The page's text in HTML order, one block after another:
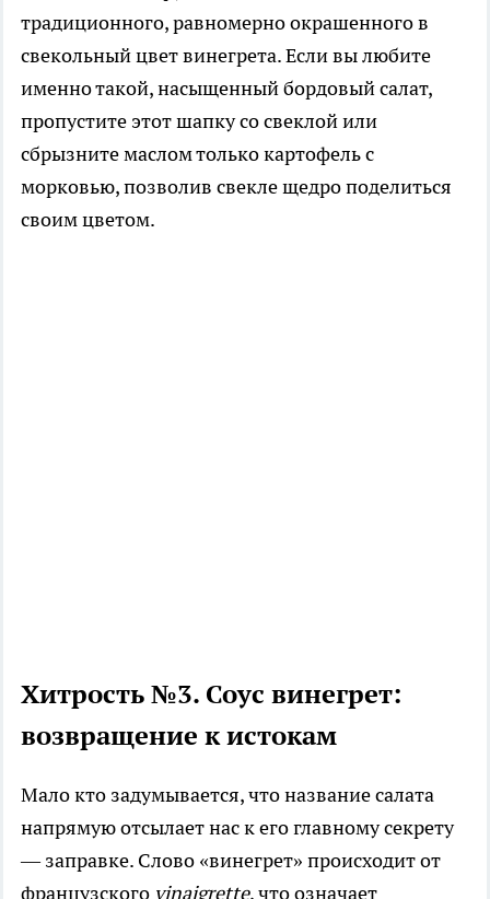
традиционного, равномерно окрашенного в
свекольный цвет винегрета. Если вы любите
именно такой, насыщенный бордовый салат,
пропустите этот шапку со свеклой или
сбрызните маслом только картофель с
морковью, позволив свекле щедро поделиться
своим цветом.
Хитрость №3. Соус винегрет:
возвращение к истокам
Мало кто задумывается, что название салата
напрямую отсылает нас к его главному секрету
— заправке. Слово «винегрет» происходит от
французского vinaigrette, что означает